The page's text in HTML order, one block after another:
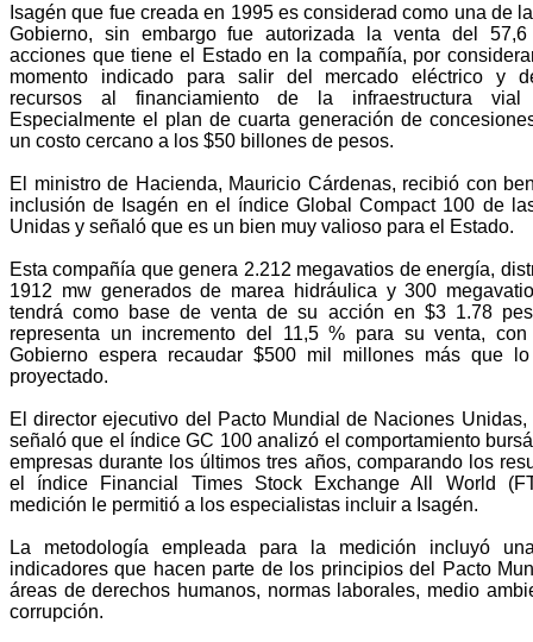
Isagén que fue creada en 1995 es considerad como una de
Gobierno, sin embargo fue autorizada la venta del
acciones que tiene el Estado en la compañía, por
momento indicado para salir del mercado eléctrico y
recursos al financiamiento de la infraestructura
Especialmente el plan de cuarta generación de
un costo cercano a los $50 billones de pesos.
El ministro de Hacienda, Mauricio Cárdenas, recibió con
inclusión de Isagén en el índice Global Compact 100 de
Unidas y señaló que es un bien muy valioso para el Estado.
Esta compañía que genera 2.212 megavatios de energía,
1912 mw generados de marea hidráulica y 300
tendrá como base de venta de su acción en $3 1.78
representa un incremento del 11,5 % para su venta,
Gobierno espera recaudar $500 mil millones más que
proyectado.
El director ejecutivo del Pacto Mundial de Naciones Unidas,
señaló que el índice GC 100 analizó el comportamiento
empresas durante los últimos tres años, comparando los
el índice Financial Times Stock Exchange All World
medición le permitió a los especialistas incluir a Isagén.
La metodología empleada para la medición incluyó
indicadores que hacen parte de los principios del Pacto
áreas de derechos humanos, normas laborales, medio
corrupción.